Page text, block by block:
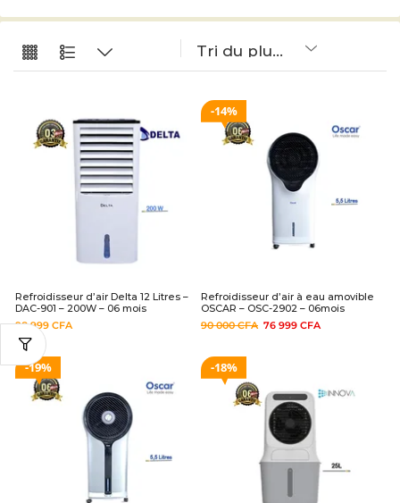
Refroidisseur d’air Delta 12 Litres –
DAC-901 – 200W – 06 mois
98 999 CFA
14%
Refroidisseur d’air à eau amovible
OSCAR – OSC-2902 – 06mois
90 000CFA 76 999 CFA
19% 18%